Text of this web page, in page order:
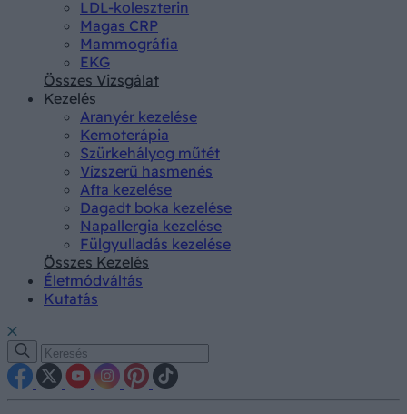
LDL-koleszterin
Magas CRP
Mammográfia
EKG
Összes Vizsgálat
Kezelés
Aranyér kezelése
Kemoterápia
Szürkehályog műtét
Vízszerű hasmenés
Afta kezelése
Dagadt boka kezelése
Napallergia kezelése
Fülgyulladás kezelése
Összes Kezelés
Életmódváltás
Kutatás